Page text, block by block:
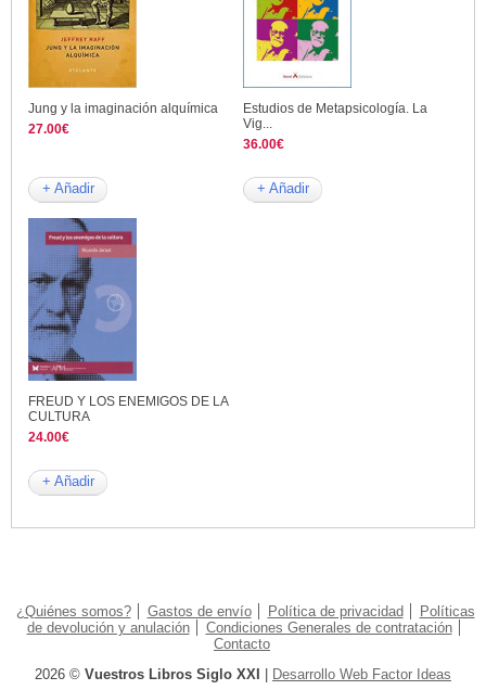
Jung y la imaginación alquímica
27.00€
+ Añadir
Estudios de Metapsicología. La
Vig...
36.00€
+ Añadir
FREUD Y LOS ENEMIGOS DE LA
CULTURA
24.00€
+ Añadir
¿Quiénes somos? Gastos de envío Política de privacidad
Políticas
de devolución y anulación
Condiciones Generales de contratación
Contacto
2026 © Vuestros Libros Siglo XXI Desarrollo Web Factor Ideas